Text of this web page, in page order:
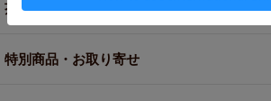
茶器・オリジナルグッズ
特別商品・お取り寄せ